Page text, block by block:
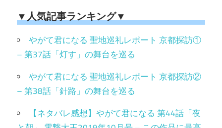
▼人気記事ランキング▼
やがて君になる 聖地巡礼レポート 京都探訪①
– 第37話「灯す」の舞台を巡る
やがて君になる 聖地巡礼レポート 京都探訪②
– 第38話「針路」の舞台を巡る
【ネタバレ感想】やがて君になる 第44話「夜